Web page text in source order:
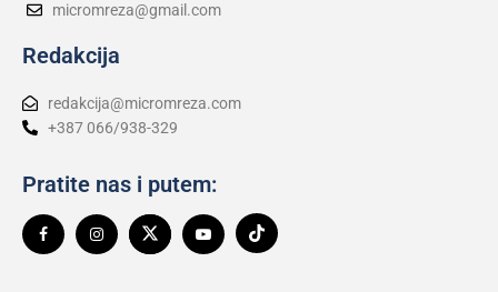
micromreza@gmail.com
Redakcija
redakcija@micromreza.com
+387 066/938-329
Pratite nas i putem: